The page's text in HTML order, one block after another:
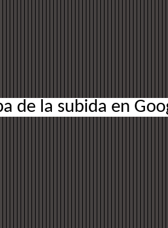
de la subida en